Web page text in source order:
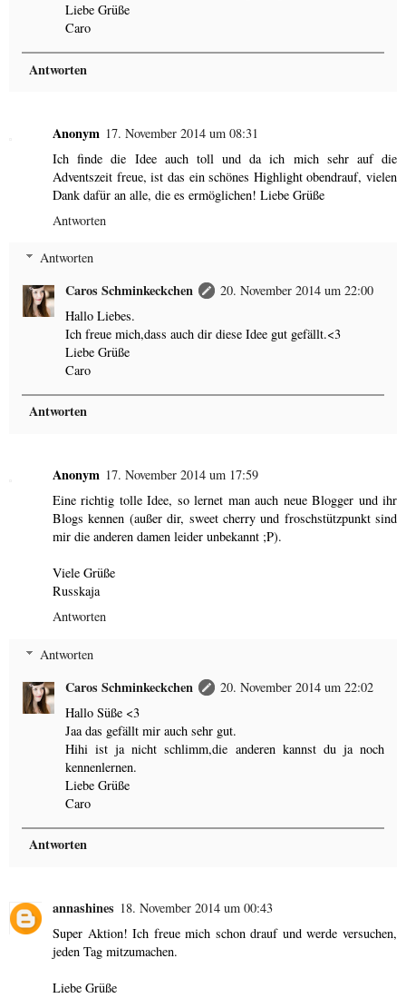
Liebe Grüße
Caro
Antworten
Anonym 17. November 2014 um 08:31
Ich finde die Idee auch toll und da ich mich sehr auf die
Adventszeit freue, ist das ein schönes Highlight obendrauf, vielen
Dank dafür an alle, die es ermöglichen! Liebe Grüße
Antworten
Antworten
Caros Schminkeckchen
20. November 2014 um 22:00
Hallo Liebes.
Ich freue mich,dass auch dir diese Idee gut gefällt.<3
Liebe Grüße
Caro
Antworten
Anonym 17. November 2014 um 17:59
Eine richtig tolle Idee, so lernet man auch neue Blogger und ihr
Blogs kennen (außer dir, sweet cherry und froschstützpunkt sind
mir die anderen damen leider unbekannt ;P).
Viele Grüße
Russkaja
Antworten
Antworten
Caros Schminkeckchen
20. November 2014 um 22:02
Hallo Süße <3
Jaa das gefällt mir auch sehr gut.
Hihi ist ja nicht schlimm,die anderen kannst du ja noch
kennenlernen.
Liebe Grüße
Caro
Antworten
annashines 18. November 2014 um 00:43
Super Aktion! Ich freue mich schon drauf und werde versuchen,
jeden Tag mitzumachen.
Liebe Grüße